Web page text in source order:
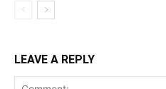
LEAVE A REPLY